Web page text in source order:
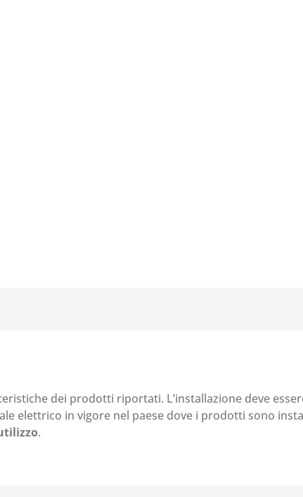
dei prodotti riportati. L’installazione deve
elettrico in vigore nel paese dove i prodotti sono
.